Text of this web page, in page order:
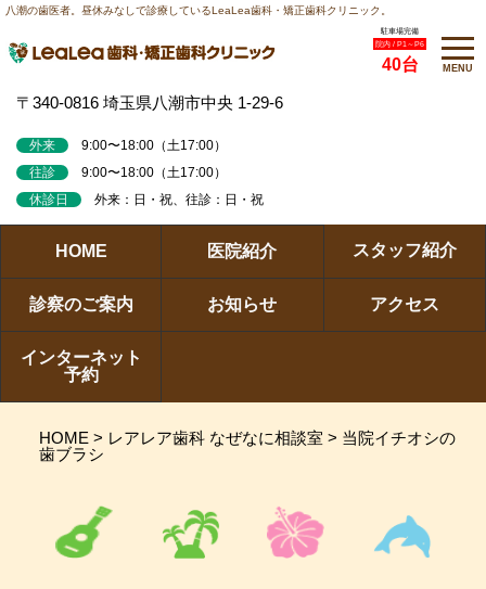
八潮の歯医者。昼休みなしで診療しているLeaLea歯科・矯正歯科クリニック。
〒340-0816 埼玉県八潮市中央 1-29-6
駐車場完備
院内 / P1～P6
40台 MENU
外来 9:00〜18:00（土17:00）
往診 9:00〜18:00（土17:00）
休診日 外来：日・祝、往診：日・祝
HOME 医院紹介 スタッフ紹介
診察のご案内 お知らせ アクセス
インターネット
予約
HOME > レアレア歯科 なぜなに相談室 > 当院イチオシの
歯ブラシ